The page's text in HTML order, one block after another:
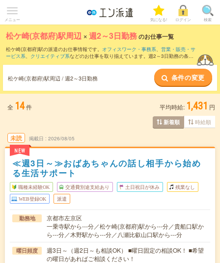
メニュー 気になる! ログイン 検索
松ケ崎(京都府)駅周辺 ×週2～3日勤務のお仕事一覧
松ケ崎(京都府)駅の派遣のお仕事情報です。 オフィスワーク・事務系、 営業・販売・サ
ービス系、 クリエイティブ系などのお仕事を取り揃えています。週2～3日勤務の条件
松ケ崎(京都府)駅周辺 / 週2～3日勤務 条件の変更
全 14件 平均時給: 1,431 円
新着順 時給順
未読
NEW
掲載日 2026/08/05
≪週3日～≫おばあちゃんの話し相手から始め
る生活サポート
職種未経験OK 交通費別途支給あり 土日祝日が休み 残業なし
WEB登録OK 派遣
勤務地
京都市左京区
一乗寺駅から---分／松ケ崎(京都府)駅から---分／貴船口駅か
ら---分／木野駅から---分／八瀬比叡山口駅から---分
曜日頻度
週3日～（週2日～も相談OK） ■曜日固定の相談OK！ ■希望
の曜日があればご相談ください！